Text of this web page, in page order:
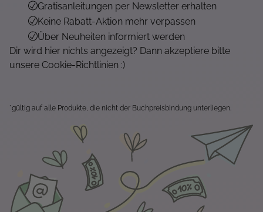
Gratisanleitungen per Newsletter erhalten
Keine Rabatt-Aktion mehr verpassen
Über Neuheiten informiert werden
Dir wird hier nichts angezeigt? Dann akzeptiere bitte
unsere Cookie-Richtlinien :)
*gültig auf alle Produkte, die nicht der Buchpreisbindung unterliegen.